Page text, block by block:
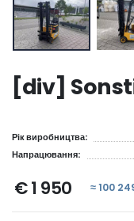
[div]
Рік виробництва:
Напрацювання:
€ 1 950 ≈ 100